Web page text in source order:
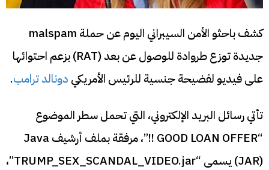
كشف باحثو الأمن السيبراني اليوم عن حملة malspam
جديدة توزع طروادة للوصول عن بعد (RAT) بزعم احتوائها
على فيديو لفضيحة جنسية للرئيس الأمريكي دونالد ترامب.
تأتي رسائل البريد الإلكتروني، التي تحمل سطر الموضوع
“GOOD LOAN OFFER !!”، مرفقة بملف أرشيف Java
(JAR) يسمى “TRUMP_SEX_SCANDAL_VIDEO.jar”،